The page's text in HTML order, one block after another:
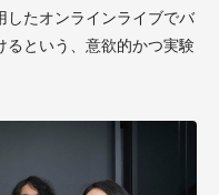
したオンラインライブでバ
るという、意欲的かつ実験